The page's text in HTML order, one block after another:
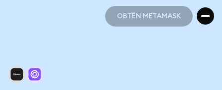
OBTÉN METAMASK